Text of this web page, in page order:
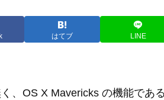
はてブ LINE
、OS X Mavericks の機能であ